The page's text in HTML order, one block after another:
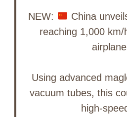
NEW:
China
reaching 1,000
Using advanced
vacuum tubes, this
high-